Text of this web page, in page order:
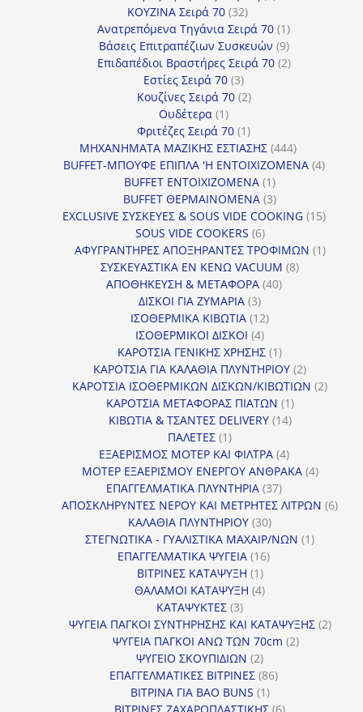
ΚΟΥΖΙΝΑ Σειρά 70 3232
προϊόντα
Ανατρεπόμενα Τηγάνια Σειρά 70 11
προϊόν
Βάσεις Επιτραπέζιων Συσκευών 99
προϊόντα
Επιδαπέδιοι Βραστήρες Σειρά 70 22
Εστίες Σειρά 70 33
προϊόντα
Κουζίνες Σειρά 70 22
Ουδέτερα 11
προϊόν
Φριτέζες Σειρά 70 11
προϊόν
ΜΗΧΑΝΗΜΑΤΑ ΜΑΖΙΚΗΣ ΕΣΤΙΑΣΗΣ 444444
προϊόντα
BUFFET-ΜΠΟΥΦΕ ΕΠΙΠΛΑ 'Η ΕΝΤΟΙΧΙΖΟΜΕΝΑ 44
BUFFET ΕΝΤΟΙΧΙΖΟΜΕΝΑ 11
προϊόν
BUFFET ΘΕΡΜΑΙΝΟΜΕΝΑ 33
προϊόντα
EXCLUSIVE ΣΥΣΚΕΥΕΣ & SOUS VIDE COOKING 1515
SOUS VIDE COOKERS 66
προϊόντα
ΑΦΥΓΡΑΝΤΗΡΕΣ ΑΠΟΞΗΡΑΝΤΕΣ ΤΡΟΦΙΜΩΝ 11
ΣΥΣΚΕΥΑΣΤΙΚΑ ΕΝ ΚΕΝΩ VACUUM 88
ΑΠΟΘΗΚΕΥΣΗ & ΜΕΤΑΦΟΡΑ 4040
ΔΙΣΚΟΙ ΓΙΑ ΖΥΜΑΡΙΑ 33
προϊόντα
ΙΣΟΘΕΡΜΙΚΑ ΚΙΒΩΤΙΑ 1212
ΙΣΟΘΕΡΜΙΚΟΙ ΔΙΣΚΟΙ 44
προϊόντα
ΚΑΡΟΤΣΙΑ ΓΕΝΙΚΗΣ ΧΡΗΣΗΣ 11
προϊόν
ΚΑΡΟΤΣΙΑ ΓΙΑ ΚΑΛΑΘΙΑ ΠΛΥΝΤΗΡΙΟΥ 22
προϊόντα
ΚΑΡΟΤΣΙΑ ΙΣΟΘΕΡΜΙΚΩΝ ΔΙΣΚΩΝ/ΚΙΒΩΤΙΩΝ 22
ΚΑΡΟΤΣΙΑ ΜΕΤΑΦΟΡΑΣ ΠΙΑΤΩΝ 11
προϊόν
ΚΙΒΩΤΙΑ & ΤΣΑΝΤΕΣ DELIVERY 1414
ΠΑΛΕΤΕΣ 11
προϊόν
ΕΞΑΕΡΙΣΜΟΣ ΜΟΤΕΡ ΚΑΙ ΦΙΛΤΡΑ 44
προϊόντα
ΜΟΤΕΡ ΕΞΑΕΡΙΣΜΟΥ ΕΝΕΡΓΟΥ ΑΝΘΡΑΚΑ 44
ΕΠΑΓΓΕΛΜΑΤΙΚΑ ΠΛΥΝΤΗΡΙΑ 3737
προϊόντα
ΑΠΟΣΚΛΗΡΥΝΤΕΣ ΝΕΡΟΥ ΚΑΙ ΜΕΤΡΗΤΕΣ ΛΙΤΡΩΝ 66
ΚΑΛΑΘΙΑ ΠΛΥΝΤΗΡΙΟΥ 3030
προϊόντα
ΣΤΕΓΝΩΤΙΚΑ - ΓΥΑΛΙΣΤΙΚΑ ΜΑΧΑΙΡ/ΝΩΝ 11
ΕΠΑΓΓΕΛΜΑΤΙΚΑ ΨΥΓΕΙΑ 1616
ΒΙΤΡΙΝΕΣ ΚΑΤΑΨΥΞΗ 11
προϊόν
ΘΑΛΑΜΟΙ ΚΑΤΑΨΥΞΗ 44
ΚΑΤΑΨΥΚΤΕΣ 33
προϊόντα
ΨΥΓΕΙΑ ΠΑΓΚΟΙ ΣΥΝΤΗΡΗΣΗΣ ΚΑΙ ΚΑΤΑΨΥΞΗΣ 22
ΨΥΓΕΙΑ ΠΑΓΚΟΙ ΑΝΩ ΤΩΝ 70cm 22
ΨΥΓΕΙΟ ΣΚΟΥΠΙΔΙΩΝ 22
προϊόντα
ΕΠΑΓΓΕΛΜΑΤΙΚΕΣ ΒΙΤΡΙΝΕΣ 8686
ΒΙΤΡΙΝΑ ΓΙΑ BAO BUNS 11
προϊόν
ΒΙΤΡΙΝΕΣ ΖΑΧΑΡΟΠΛΑΣΤΙΚΗΣ 66